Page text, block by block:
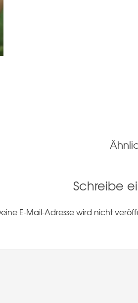
Schreibe
E-Mail-Adresse wird nicht